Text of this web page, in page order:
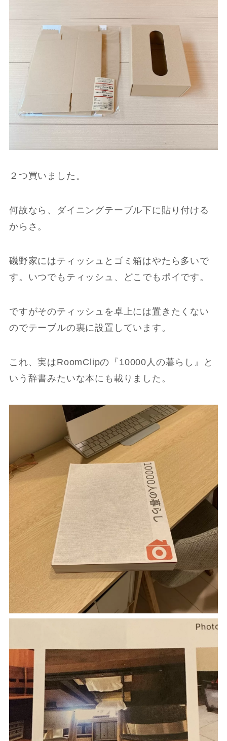
２つ買いました。
何故なら、ダイニングテーブル下に貼り付ける
からさ。
磯野家にはティッシュとゴミ箱はやたら多いで
す。いつでもティッシュ、どこでもポイです。
ですがそのティッシュを卓上には置きたくない
のでテーブルの裏に設置しています。
これ、実はRoomClipの『10000人の暮らし』と
いう辞書みたいな本にも載りました。